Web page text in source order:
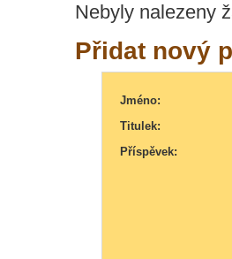
Nebyly nalezeny
Přidat nový
Jméno:
Titulek:
Příspěvek: